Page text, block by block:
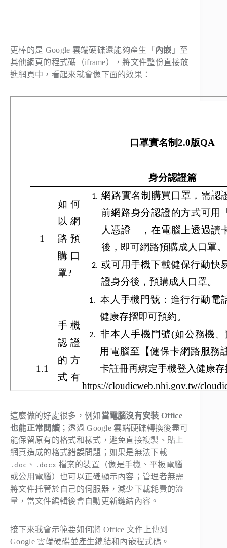
更棒的是 Google 雲端硬碟還能夠產生「 內嵌 」至
其他網頁的程式碼（iframe），將文件整份直接放
進網頁中，看起來就會像下面的效果：
這麼做的好處很多，例如 當電腦沒有安裝 Office
也能正常閱讀；透過 Google 雲端硬碟轉換後盡可
能保留原有的格式和樣式，避免直接複製、貼上
網頁造成的格式錯誤問題；如果是無法下載
.doc 、 .docx 檔案的裝置（像是手機、平板電腦
或公用電腦）也可以正確顯示內容；管理者無需
將文件托管於自己的伺服器，減少下載耗費的流
量，當文件編輯後會自動更新鏈結內容。
接下來我會示範要如何將 Office 文件上傳到
Google 雲端硬碟並產生鏈結和內嵌程式碼。